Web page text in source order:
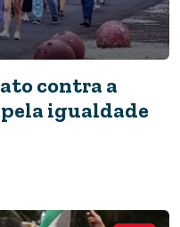
contra a
igualdade